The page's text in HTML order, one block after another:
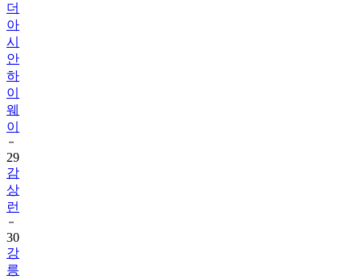
더
아
시
안
하
이
웨
이
29
감
상
런
30
강
릉